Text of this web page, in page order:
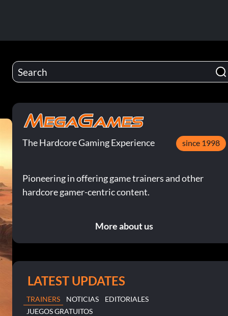
The Hardcore Gaming Experience since 1998
Pioneering in offering game trainers and other
hardcore gamer-centric content.
More about us
LATEST UPDATES
TRAINERS NOTICIAS
EDITORIALES
JUEGOS GRATUITOS